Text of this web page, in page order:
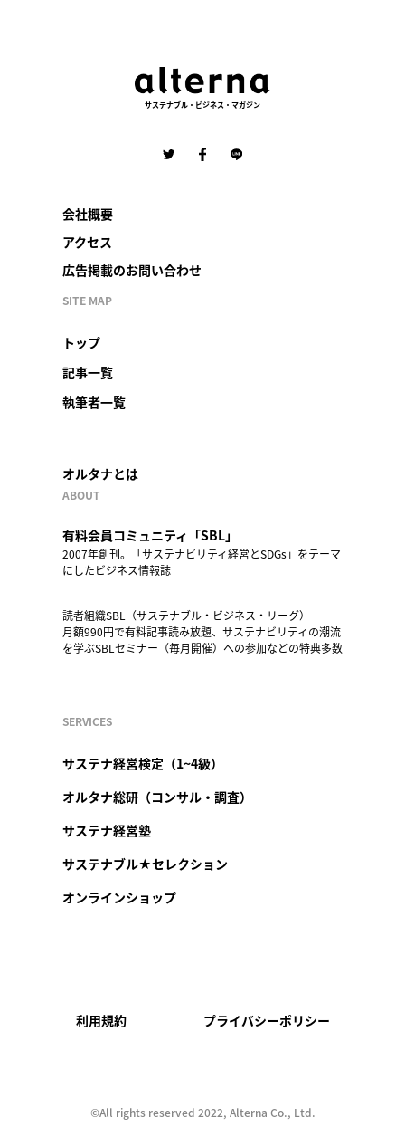
サステナブル・ビジネス・マガジン
会社概要
アクセス
広告掲載のお問い合わせ
SITE MAP
トップ
記事一覧
執筆者一覧
オルタナとは
ABOUT
有料会員コミュニティ「SBL」
2007年創刊。「サステナビリティ経営とSDGs」をテーマ
にしたビジネス情報誌
読者組織SBL（サステナブル・ビジネス・リーグ）
月額990円で有料記事読み放題、サステナビリティの潮流
を学ぶSBLセミナー（毎月開催）への参加などの特典多数
SERVICES
サステナ経営検定（1~4級）
オルタナ総研（コンサル・調査）
サステナ経営塾
サステナブル★セレクション
オンラインショップ
利用規約 プライバシーポリシー
©︎All rights reserved 2022, Alterna Co., Ltd.